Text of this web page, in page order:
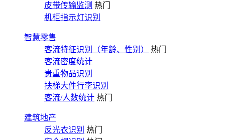
皮带传输监测 热门
机柜指示灯识别
智慧零售
客流特征识别（年龄、性别）
热门
客流密度统计
贵重物品识别
扶梯大件行李识别
客流/人数统计 热门
建筑地产
反光衣识别 热门